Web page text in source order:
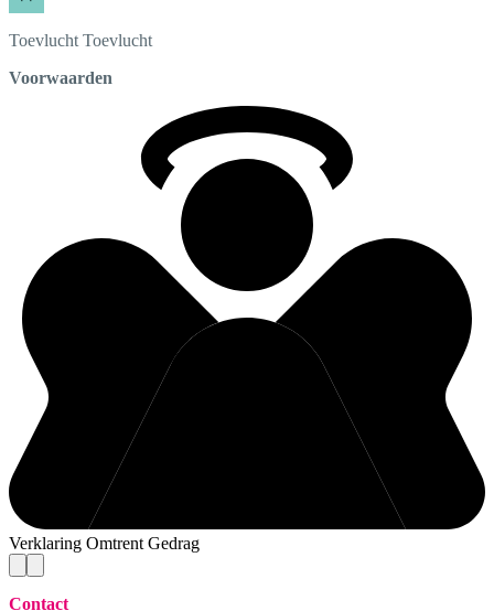
Toevlucht Toevlucht
Voorwaarden
Verklaring Omtrent Gedrag
Contact